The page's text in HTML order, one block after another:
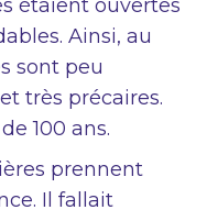
étaient ouvertes
Ainsi, au
sont peu
très précaires.
100 ans.
prennent
Il fallait